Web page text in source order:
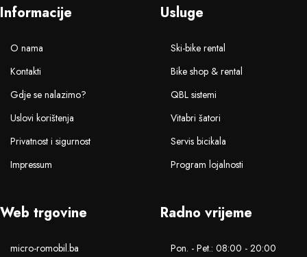
Informacije
O nama
Kontakti
Gdje se nalazimo?
Uslovi korištenja
Privatnost i sigurnost
Impressum
Usluge
Ski-bike rental
Bike shop & rental
QBL sistemi
Vitabri šatori
Servis bicikala
Program lojalnosti
Web trgovine
micro-romobil.ba
Radno vrijeme
Pon. - Pet.: 08:00 - 20:00